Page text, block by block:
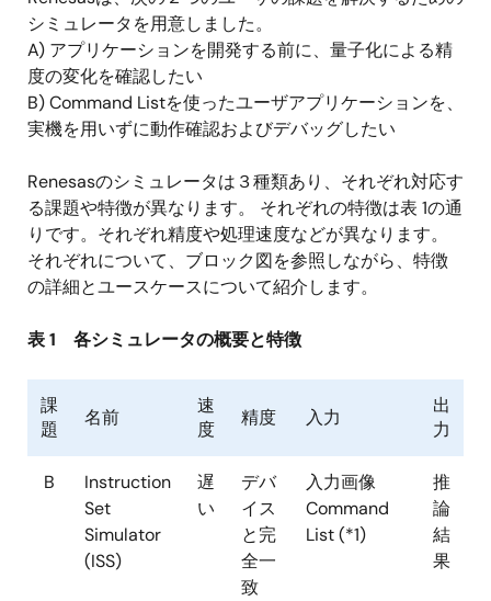
シミュレータを用意しました。
A) アプリケーションを開発する前に、量子化による精
度の変化を確認したい
B) Command Listを使ったユーザアプリケーションを、
実機を用いずに動作確認およびデバッグしたい
Renesasのシミュレータは３種類あり、それぞれ対応す
る課題や特徴が異なります。 それぞれの特徴は表 1の通
りです。それぞれ精度や処理速度などが異なります。
それぞれについて、ブロック図を参照しながら、特徴
の詳細とユースケースについて紹介します。
表 1 各シミュレータの概要と特徴
課
題
名前
速
度
精度 入力
出
力
B
Instruction
Set
Simulator
(ISS)
遅
い
デバ
イス
と完
全一
致
入力画像
Command
List (*1)
推
論
結
果